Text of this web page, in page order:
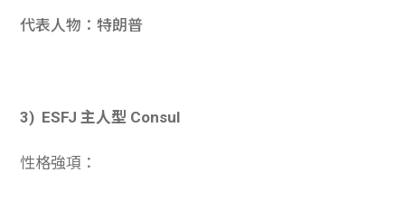
代表人物：特朗普
3) ESFJ 主人型 Consul
性格強項：